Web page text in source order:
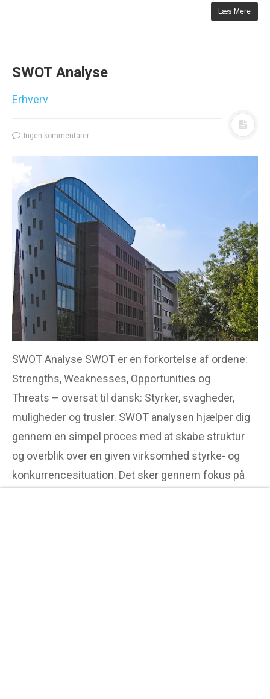
Læs Mere
SWOT Analyse
Erhverv
Ingen kommentarer
SWOT Analyse SWOT er en forkortelse af ordene:
Strengths, Weaknesses, Opportunities og
Threats – oversat til dansk: Styrker, svagheder,
muligheder og trusler. SWOT analysen hjælper dig
gennem en simpel proces med at skabe struktur
og overblik over en given virksomhed styrke- og
konkurrencesituation. Det sker gennem fokus på